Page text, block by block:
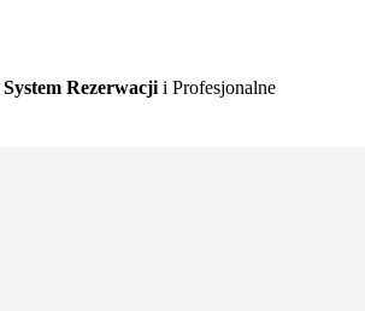
System Rezerwacjii Profesjonalne